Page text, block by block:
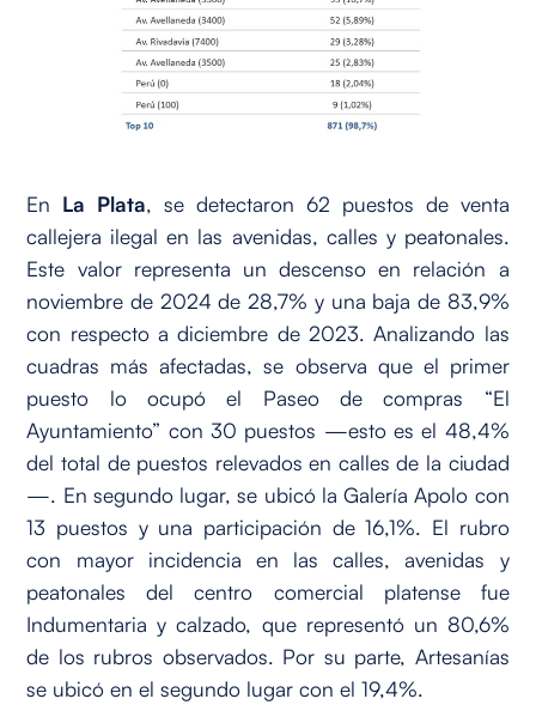
En La Plata, se detectaron 62 puestos de venta
callejera ilegal en las avenidas, calles y peatonales.
Este valor representa un descenso en relación a
noviembre de 2024 de 28,7% y una baja de 83,9%
con respecto a diciembre de 2023. Analizando las
cuadras más afectadas, se observa que el primer
puesto lo ocupó el Paseo de compras “El
Ayuntamiento” con 30 puestos —esto es el 48,4%
del total de puestos relevados en calles de la ciudad
—. En segundo lugar, se ubicó la Galería Apolo con
13 puestos y una participación de 16,1%. El rubro
con mayor incidencia en las calles, avenidas y
peatonales del centro comercial platense fue
Indumentaria y calzado, que representó un 80,6%
de los rubros observados. Por su parte, Artesanías
se ubicó en el segundo lugar con el 19,4%.